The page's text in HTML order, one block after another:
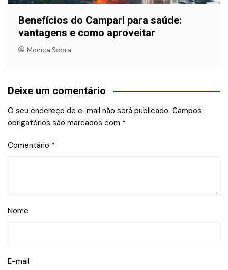
Benefícios do Campari para saúde:
vantagens e como aproveitar
Monica Sobral
Deixe um comentário
O seu endereço de e-mail não será publicado. Campos
obrigatórios são marcados com *
Comentário *
Nome
E-mail